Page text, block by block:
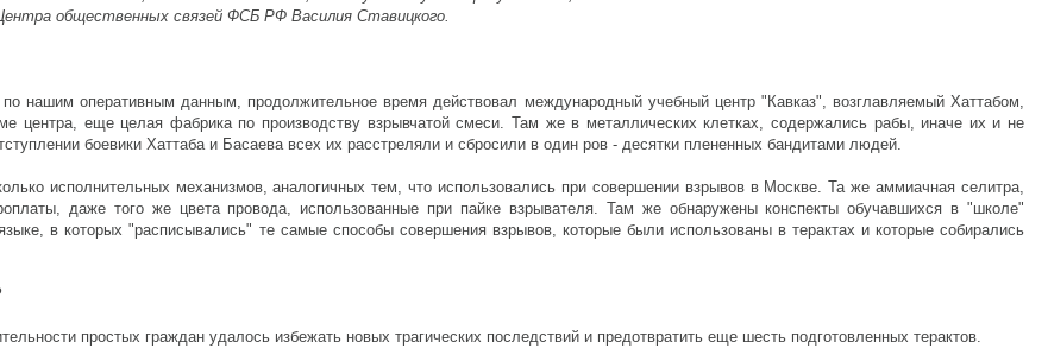
общественных связей ФСБ РФ Василия Ставицкого.
нашим оперативным данным, продолжительное время действовал международный учебный центр "Кавказ", возглавляемый Хаттабом,
центра, еще целая фабрика по производству взрывчатой смеси. Там же в металлических клетках, содержались рабы, иначе их и не
боевики Хаттаба и Басаева всех их расстреляли и сбросили в один ров - десятки плененных бандитами людей.
исполнительных механизмов, аналогичных тем, что использовались при совершении взрывов в Москве. Та же аммиачная селитра,
даже того же цвета провода, использованные при пайке взрывателя. Там же обнаружены конспекты обучавшихся в "школе"
в которых "расписывались" те самые способы совершения взрывов, которые были использованы в терактах и которые собирались
простых граждан удалось избежать новых трагических последствий и предотвратить еще шесть подготовленных терактов.